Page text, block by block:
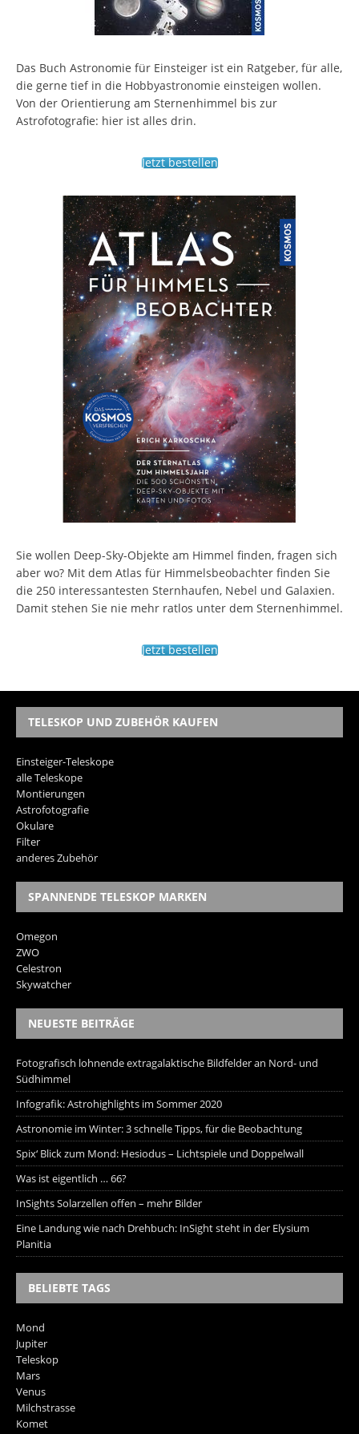
Das Buch Astronomie für Einsteiger ist ein Ratgeber, für alle,
die gerne tief in die Hobbyastronomie einsteigen wollen.
Von der Orientierung am Sternenhimmel bis zur
Astrofotografie: hier ist alles drin.
Jetzt bestellen
Sie wollen Deep-Sky-Objekte am Himmel finden, fragen sich
aber wo? Mit dem Atlas für Himmelsbeobachter finden Sie
die 250 interessantesten Sternhaufen, Nebel und Galaxien.
Damit stehen Sie nie mehr ratlos unter dem Sternenhimmel.
Jetzt bestellen
TELESKOP UND ZUBEHÖR KAUFEN
Einsteiger-Teleskope
alle Teleskope
Montierungen
Astrofotografie
Okulare
Filter
anderes Zubehör
SPANNENDE TELESKOP MARKEN
Omegon
ZWO
Celestron
Skywatcher
NEUESTE BEITRÄGE
Fotografisch lohnende extragalaktische Bildfelder an Nord- und
Südhimmel
Infografik: Astrohighlights im Sommer 2020
Astronomie im Winter: 3 schnelle Tipps, für die Beobachtung
Spix‘ Blick zum Mond: Hesiodus – Lichtspiele und Doppelwall
Was ist eigentlich … 66?
InSights Solarzellen offen – mehr Bilder
Eine Landung wie nach Drehbuch: InSight steht in der Elysium
Planitia
BELIEBTE TAGS
Mond
Jupiter
Teleskop
Mars
Venus
Milchstrasse
Komet